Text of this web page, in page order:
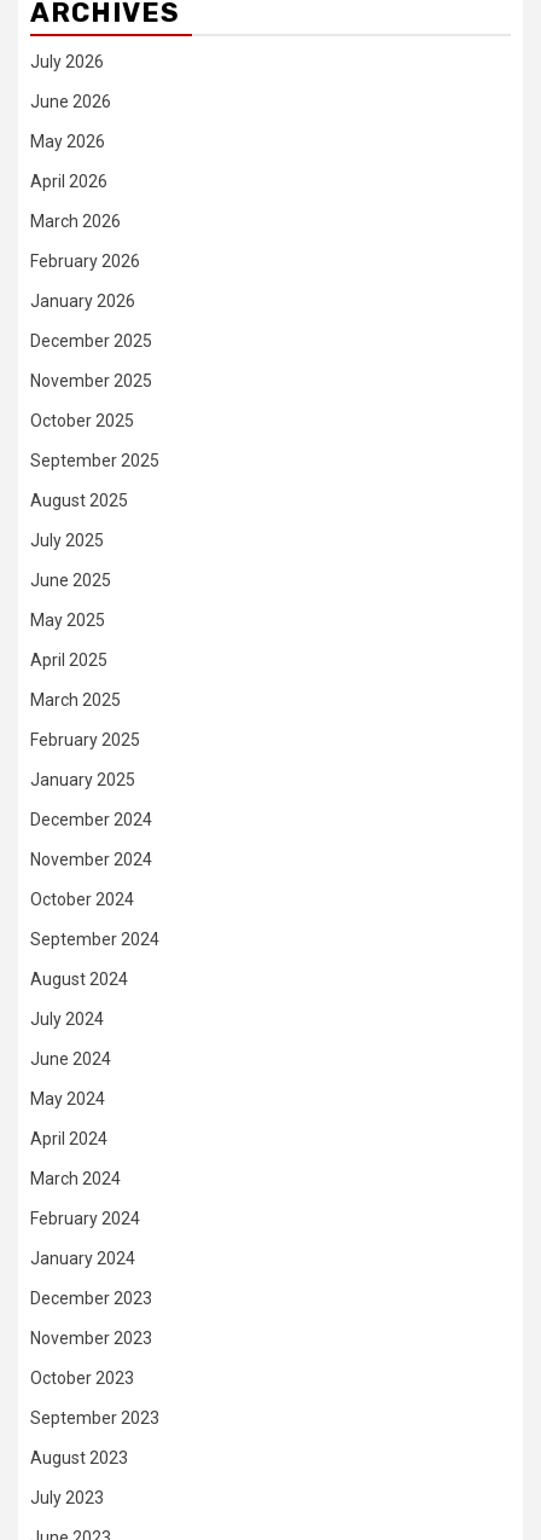
ARCHIVES
July 2026
June 2026
May 2026
April 2026
March 2026
February 2026
January 2026
December 2025
November 2025
October 2025
September 2025
August 2025
July 2025
June 2025
May 2025
April 2025
March 2025
February 2025
January 2025
December 2024
November 2024
October 2024
September 2024
August 2024
July 2024
June 2024
May 2024
April 2024
March 2024
February 2024
January 2024
December 2023
November 2023
October 2023
September 2023
August 2023
July 2023